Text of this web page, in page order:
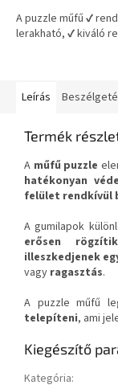
ből
5,0
A puzzle műfű ✔
lerakható, ✔ kiváló
Leírás
Termék
A műfű puzzle
hatékonyan
felület rendkívül
A gumilapok
erősen rögzítik
illeszkedjenek
vagy ragasztás.
A puzzle műfű
telepíteni, ami
Kiegészítő
Kategória: